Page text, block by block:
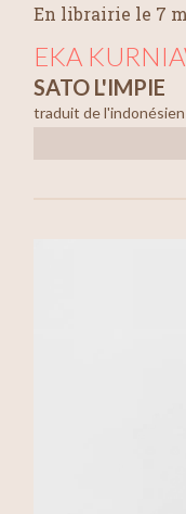
En librairie le 7
EKA
SATO L'IMPIE
traduit de